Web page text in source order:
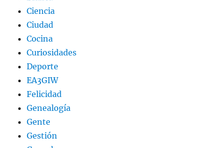
Ciencia
Ciudad
Cocina
Curiosidades
Deporte
EA3GIW
Felicidad
Genealogía
Gente
Gestión